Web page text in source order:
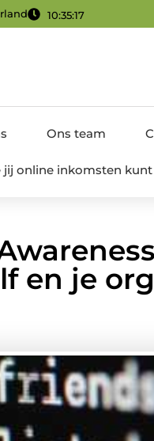
10:35:18
Ons team
online inkomsten
en je